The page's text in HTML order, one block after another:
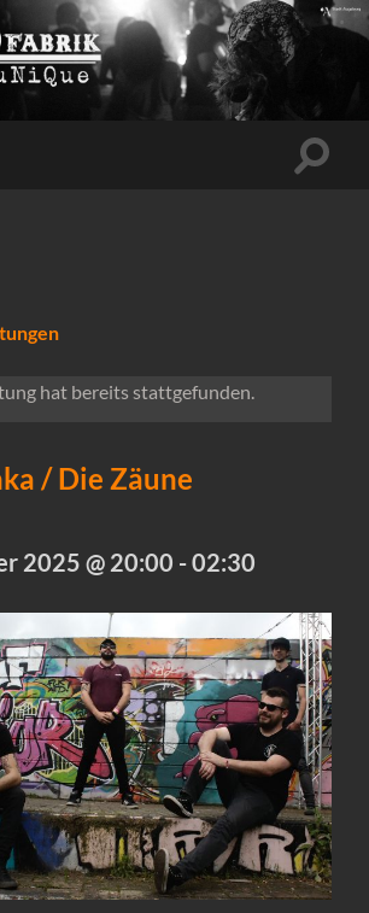
hat bereits stattgefunden.
/ Die Zäune
2025 @ 20:00 -02:30